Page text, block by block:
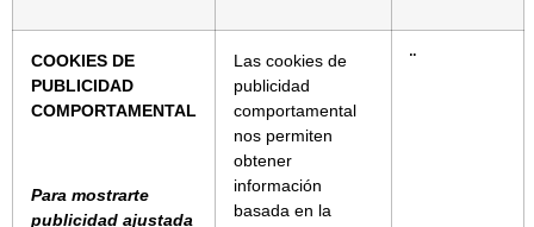
COOKIES DE
PUBLICIDAD
COMPORTAMENTAL
Para mostrarte
publicidad ajustada
Las cookies de
publicidad
comportamental
nos permiten
obtener
información
basada en la
¨